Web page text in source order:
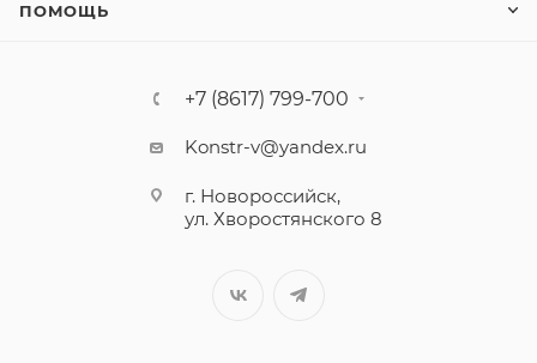
ПОМОЩЬ
+7 (8617) 799-700
Konstr-v@yandex.ru
г. Новороссийск,
ул. Хворостянского 8